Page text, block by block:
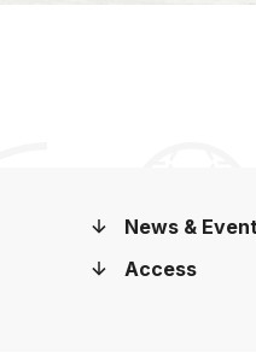
News &
Access